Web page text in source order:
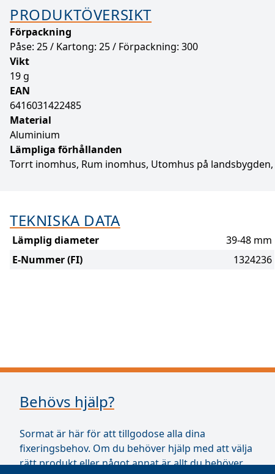
PRODUKTÖVERSIKT
Förpackning
Påse: 25 / Kartong: 25 / Förpackning: 300
Vikt
19 g
EAN
6416031422485
Material
Aluminium
Lämpliga förhållanden
Torrt inomhus, Rum inomhus, Utomhus på
TEKNISKA DATA
Lämplig diameter
39-48 mm
E-Nummer (FI)
1324236
Behövs hjälp?
Sormat är här för att tillgodose alla dina
fixeringsbehov. Om du behöver hjälp med att välja
rätt produkt eller något annat är allt du behöver